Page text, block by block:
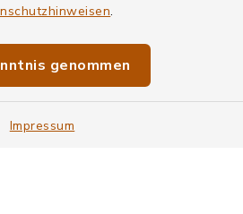
.
genommen
Impressum
Sitemap